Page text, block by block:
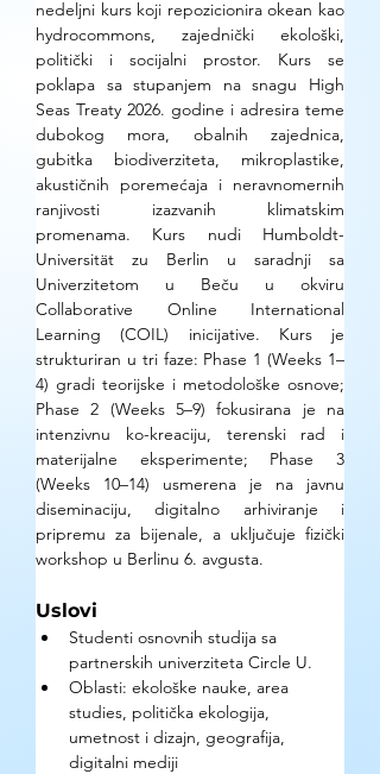
nedeljni kurs koji repozicionira okean kao
hydrocommons, zajednički ekološki,
politički i socijalni prostor. Kurs se
poklapa sa stupanjem na snagu High
Seas Treaty 2026. godine i adresira teme
dubokog mora, obalnih zajednica,
gubitka biodiverziteta, mikroplastike,
akustičnih poremećaja i neravnomernih
ranjivosti izazvanih klimatskim
promenama. Kurs nudi Humboldt-
Universität zu Berlin u saradnji sa
Univerzitetom u Beču u okviru
Collaborative Online International
Learning (COIL) inicijative. Kurs je
strukturiran u tri faze: Phase 1 (Weeks 1–
4) gradi teorijske i metodološke osnove;
Phase 2 (Weeks 5–9) fokusirana je na
intenzivnu ko-kreaciju, terenski rad i
materijalne eksperimente; Phase 3
(Weeks 10–14) usmerena je na javnu
diseminaciju, digitalno arhiviranje i
pripremu za bijenale, a uključuje fizički
workshop u Berlinu 6. avgusta.
Uslovi
Studenti osnovnih studija sa
partnerskih univerziteta Circle U.
Oblasti: ekološke nauke, area
studies, politička ekologija,
umetnost i dizajn, geografija,
digitalni mediji